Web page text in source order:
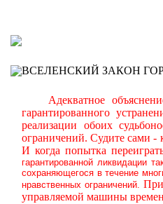
ВСЕЛЕНСКИЙ ЗАКОН
Адекватное
гарантированного
реализации обоих
ограничений. Судите сами -
И когда попытка
гарантированной ликвидации
сохраняющегося в течение
нравственных ограничений.
управляемой машины